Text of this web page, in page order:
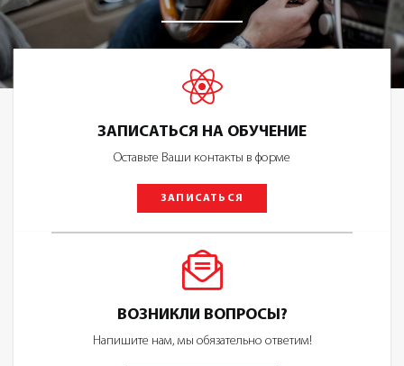
ЗАПИСАТЬСЯ НА ОБУЧЕНИЕ
Оставьте Ваши контакты в форме
ЗАПИСАТЬСЯ
ВОЗНИКЛИ ВОПРОСЫ?
Напишите нам, мы обязательно ответим!